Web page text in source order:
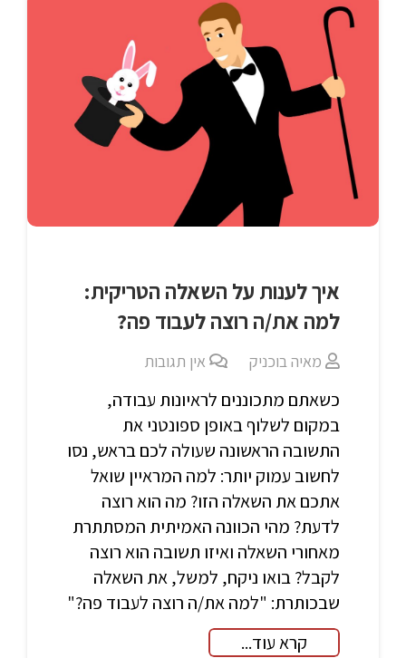
איך לענות על השאלה הטריקית:
למה את/ה רוצה לעבוד פה?
מאיה בוכניק אין תגובות
כשאתם מתכוננים לראיונות עבודה,
במקום לשלוף באופן ספונטני את
התשובה הראשונה שעולה לכם בראש, נסו
לחשוב עמוק יותר: למה המראיין שואל
אתכם את השאלה הזו? מה הוא רוצה
לדעת? מהי הכוונה האמיתית המסתתרת
מאחורי השאלה ואיזו תשובה הוא רוצה
לקבל? בואו ניקח, למשל, את השאלה
שבכותרת: "למה את/ה רוצה לעבוד פה?"
קרא עוד...